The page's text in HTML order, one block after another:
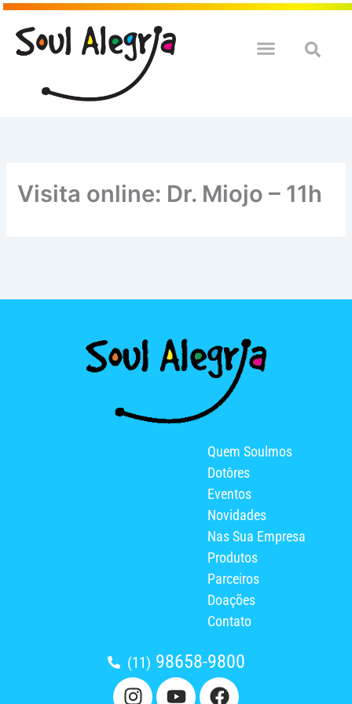
Ir
para
Visita online: Dr. Miojo – 11h
Quem Soulmos
Dotôres
Eventos
Novidades
Nas Sua Empresa
Produtos
Parceiros
Doações
Contato
(11) 98658-9800
I
Y
F